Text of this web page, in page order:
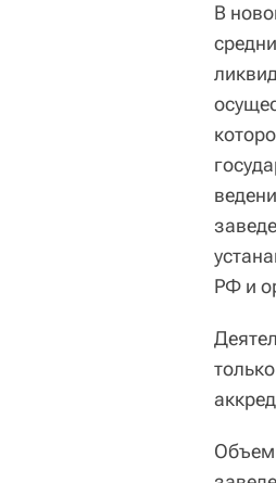
В
РФ и
Объем